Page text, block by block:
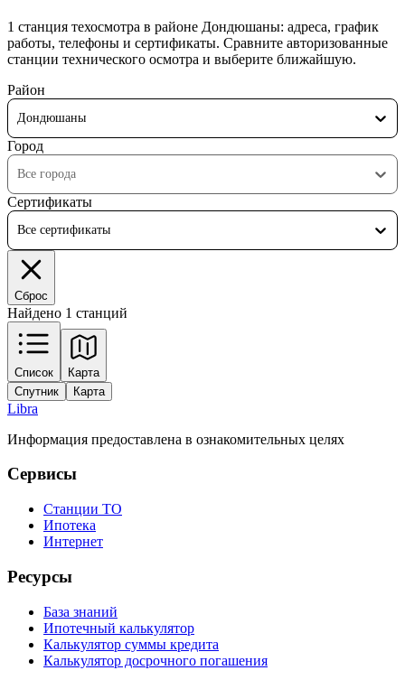
1 станция техосмотра в районе Дондюшаны: адреса, график
работы, телефоны и сертификаты. Сравните авторизованные
станции технического осмотра и выберите ближайшую.
Район
Дондюшаны
Город
Все города
Сертификаты
Все сертификаты
Сброс
Найдено 1 станций
Список Карта
+
−
Tiles © Esri — Source: Esri, Maxar, Earthstar Geographics, and the GIS
User Community
Спутник Карта
Libra
Информация предоставлена в ознакомительных целях
Сервисы
Станции ТО
Ипотека
Интернет
Ресурсы
База знаний
Ипотечный калькулятор
Калькулятор суммы кредита
Калькулятор досрочного погашения